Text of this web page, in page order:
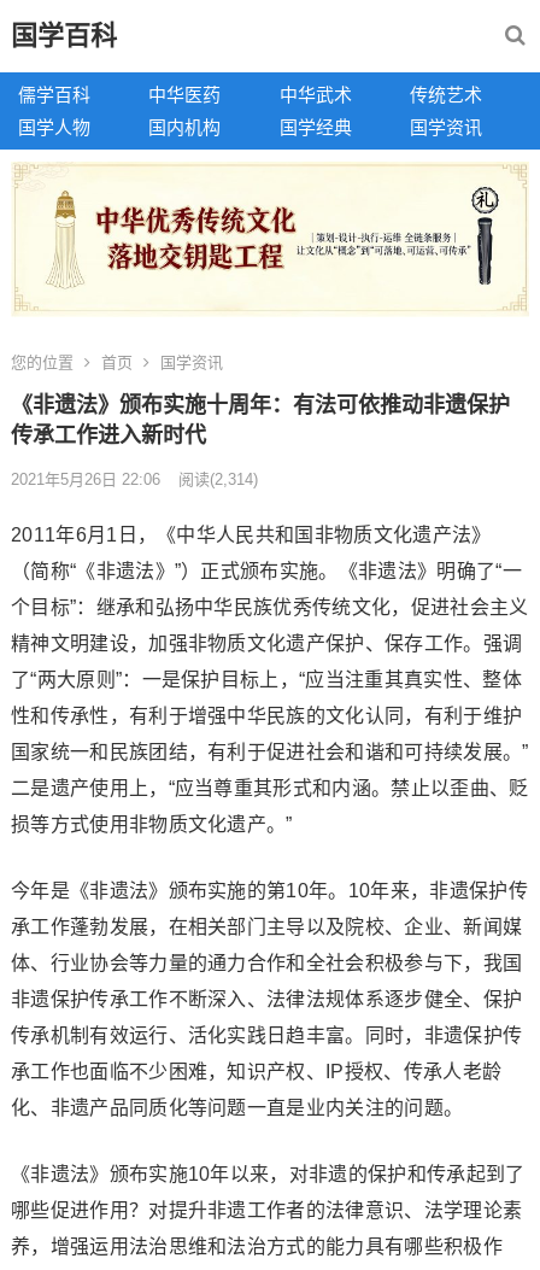
国学百科
儒学百科 中华医药 中华武术
传统艺术
国学人物
国内机构 国学经典 国学资讯
您的位置 首页 国学资讯
《非遗法》颁布实施十周年：有法可依推动非遗保护
传承工作进入新时代
2021年5月26日 22:06 阅读(2,314)
2011年6月1日，《中华人民共和国非物质文化遗产法》
（简称“《非遗法》”）正式颁布实施。《非遗法》明确了“一
个目标”：继承和弘扬中华民族优秀传统文化，促进社会主义
精神文明建设，加强非物质文化遗产保护、保存工作。强调
了“两大原则”：一是保护目标上，“应当注重其真实性、整体
性和传承性，有利于增强中华民族的文化认同，有利于维护
国家统一和民族团结，有利于促进社会和谐和可持续发展。”
二是遗产使用上，“应当尊重其形式和内涵。禁止以歪曲、贬
损等方式使用非物质文化遗产。”
今年是《非遗法》颁布实施的第10年。10年来，非遗保护传
承工作蓬勃发展，在相关部门主导以及院校、企业、新闻媒
体、行业协会等力量的通力合作和全社会积极参与下，我国
非遗保护传承工作不断深入、法律法规体系逐步健全、保护
传承机制有效运行、活化实践日趋丰富。同时，非遗保护传
承工作也面临不少困难，知识产权、IP授权、传承人老龄
化、非遗产品同质化等问题一直是业内关注的问题。
《非遗法》颁布实施10年以来，对非遗的保护和传承起到了
哪些促进作用？对提升非遗工作者的法律意识、法学理论素
养，增强运用法治思维和法治方式的能力具有哪些积极作